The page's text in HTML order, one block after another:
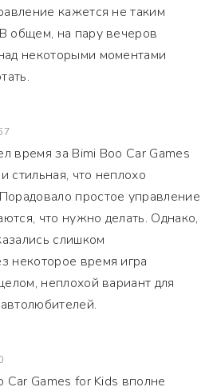
кажется не таким
общем, на пару вечеров
некоторыми моментами
время за Bimi Boo Car Games
стильная, что неплохо
простое управление
что нужно делать. Однако,
слишком
некоторое время игра
неплохой вариант для
Car Games for Kids вполне